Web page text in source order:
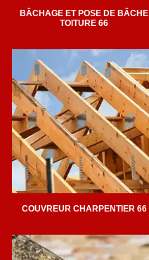
BÂCHAGE ET POSE DE BÂCHE
TOITURE 66
COUVREUR CHARPENTIER 66